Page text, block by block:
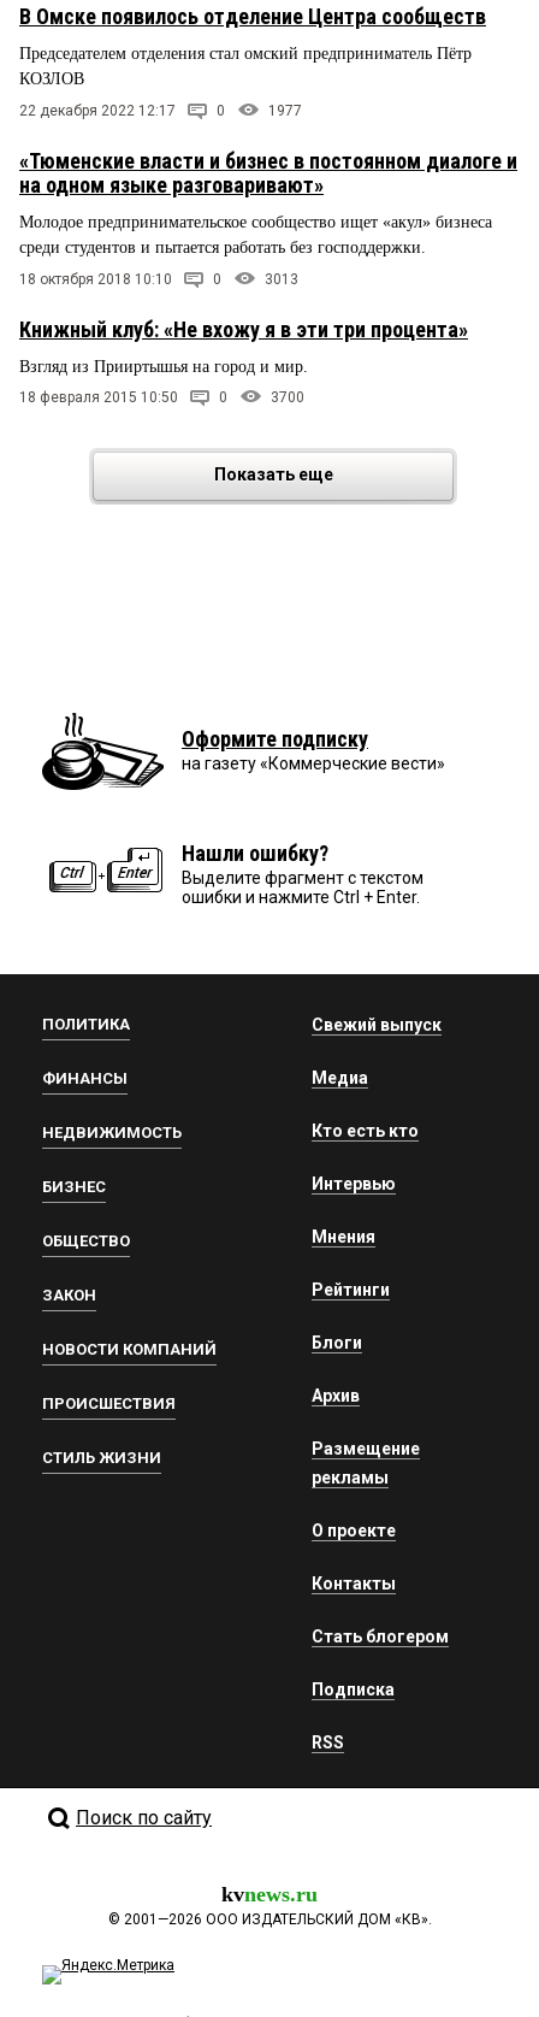
В Омске появилось отделение Центра сообществ
Председателем отделения стал омский предприниматель Пётр
КОЗЛОВ
22 декабря 2022 12:17 0 1977
«Тюменские власти и бизнес в постоянном диалоге и
на одном языке разговаривают»
Молодое предпринимательское сообщество ищет «акул» бизнеса
среди студентов и пытается работать без господдержки.
18 октября 2018 10:10 0 3013
Книжный клуб: «Не вхожу я в эти три процента»
Взгляд из Прииртышья на город и мир.
18 февраля 2015 10:50 0 3700
Показать еще
Оформите подписку
на газету «Коммерческие вести»
Нашли ошибку?
Выделите фрагмент с текстом
ошибки и нажмите Ctrl + Enter.
ПОЛИТИКА
ФИНАНСЫ
НЕДВИЖИМОСТЬ
БИЗНЕС
ОБЩЕСТВО
ЗАКОН
НОВОСТИ КОМПАНИЙ
ПРОИСШЕСТВИЯ
СТИЛЬ ЖИЗНИ
Свежий выпуск
Медиа
Кто есть кто
Интервью
Мнения
Рейтинги
Блоги
Архив
Размещение
рекламы
О проекте
Контакты
Стать блогером
Подписка
RSS
Поиск по сайту
kvnews.ru
© 2001—2026 ООО ИЗДАТЕЛЬСКИЙ ДОМ «КВ».